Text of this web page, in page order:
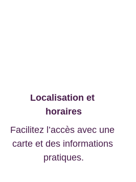
Localisation et
horaires
Facilitez l’accès avec une
carte et des informations
pratiques.